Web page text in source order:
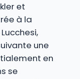
et
à la
une
en
se